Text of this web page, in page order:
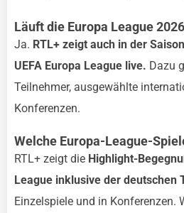
Läuft die Europa League
Ja. RTL+ zeigt auch in der
UEFA Europa League live. Dazu
Teilnehmer, ausgewählte
Konferenzen.
Welche Europa-League-
RTL+ zeigt die Highlight-
League inklusive der deutschen
Einzelspiele und in Konferenzen.